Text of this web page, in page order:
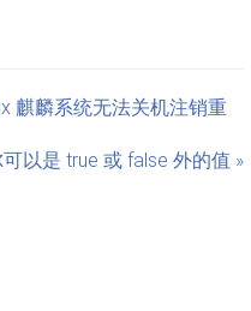
麒麟系统无法关机注销重
以是 true 或 false 外的值 »